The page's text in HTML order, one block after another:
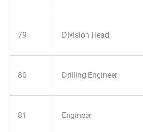
79 Division Head
80 Drilling Engineer
81 Engineer